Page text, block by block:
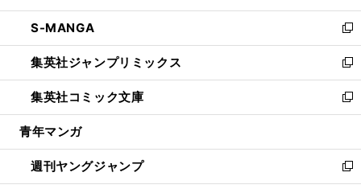
開
く
ウ
で
開
く
ン
ド
ウ
で
開
く
ウ
ィ
ン
ド
ウ
で
開
し
い
ウ
ィ
ン
ド
ウ
開
く
S-MANGA
新
し
い
ウ
ィ
ン
ウ
で
開
集英社ジャンプリミックス
新
し
い
ウ
ン
ド
ウ
集英社コミック文庫
新
し
ウ
ィ
ン
青年マンガ
週刊ヤングジャンプ
新
し